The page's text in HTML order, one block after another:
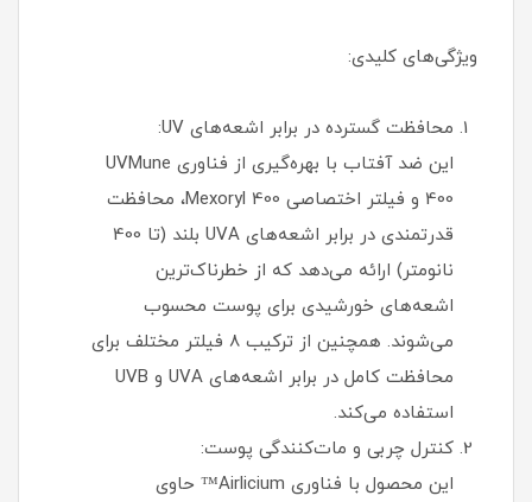
ویژگی‌های کلیدی:
محافظت گسترده در برابر اشعه‌های UV:
این ضد آفتاب با بهره‌گیری از فناوری UVMune
400 و فیلتر اختصاصی Mexoryl 400، محافظت
قدرتمندی در برابر اشعه‌های UVA بلند (تا 400
نانومتر) ارائه می‌دهد که از خطرناک‌ترین
اشعه‌های خورشیدی برای پوست محسوب
می‌شوند. همچنین از ترکیب 8 فیلتر مختلف برای
محافظت کامل در برابر اشعه‌های UVA و UVB
استفاده می‌کند.
کنترل چربی و مات‌کنندگی پوست:
این محصول با فناوری Airlicium™ حاوی